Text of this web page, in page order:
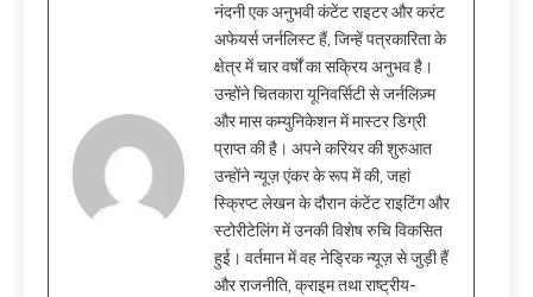
नंदनी एक अनुभवी कंटेंट राइटर और करंट
अफेयर्स जर्नलिस्ट हैं, जिन्हें पत्रकारिता के
क्षेत्र में चार वर्षों का सक्रिय अनुभव है।
उन्होंने चितकारा यूनिवर्सिटी से जर्नलिज़्म
और मास कम्युनिकेशन में मास्टर डिग्री
प्राप्त की है। अपने करियर की शुरुआत
उन्होंने न्यूज़ एंकर के रूप में की, जहां
स्क्रिप्ट लेखन के दौरान कंटेंट राइटिंग और
स्टोरीटेलिंग में उनकी विशेष रुचि विकसित
हुई। वर्तमान में वह नेड्रिक न्यूज़ से जुड़ी हैं
और राजनीति, क्राइम तथा राष्ट्रीय-